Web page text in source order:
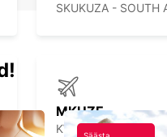
SKUKUZA - SOUTH
MKUZE
KWAZULU NATAL -